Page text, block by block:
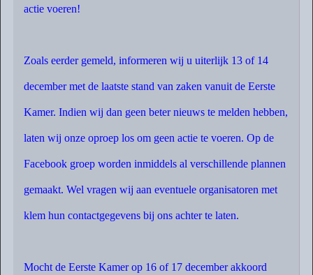
actie voeren!
Zoals eerder gemeld, informeren wij u uiterlijk 13 of 14
december met de laatste stand van zaken vanuit de Eerste
Kamer. Indien wij dan geen beter nieuws te melden hebben,
laten wij onze oproep los om geen actie te voeren. Op de
Facebook groep worden inmiddels al verschillende plannen
gemaakt. Wel vragen wij aan eventuele organisatoren met
klem hun contactgegevens bij ons achter te laten.
Mocht de Eerste Kamer op 16 of 17 december akkoord